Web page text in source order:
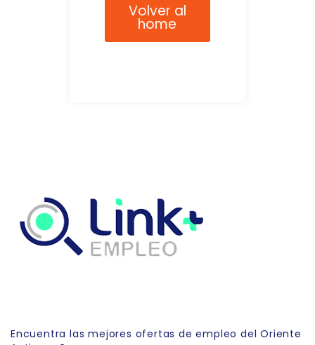
Volver al
home
Encuentra las mejores ofertas de empleo del Oriente